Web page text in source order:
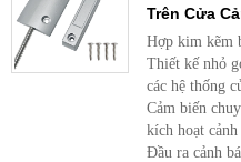
Trên Cửa
Hợp kim kẽm
Thiết kế nhỏ
các hệ thống
Cảm biến
kích hoạt cảnh
Đầu ra cảnh